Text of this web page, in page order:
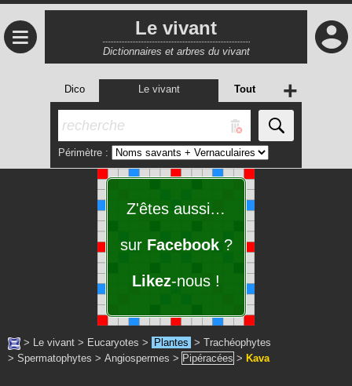
≡ Le vivant
Dictionnaires et arbres du vivant
Dico Le vivant Tout
Périmètre :
+
Z'êtes aussi…
sur Facebook?
Likez-nous !
> Le vivant > Eucaryotes > Plantes > Trachéophytes
> Spermatophytes > Angiospermes > Pipéracées > Kava